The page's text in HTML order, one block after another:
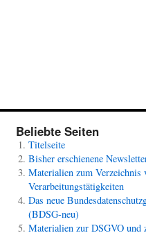
Beliebte Seiten
Titelseite
Bisher erschienene
Materialien zum Verzeichnis
Verarbeitungstätigkeiten
Das neue
(BDSG-neu)
Materialien zur DSGVO und